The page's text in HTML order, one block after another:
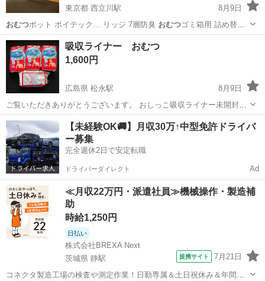
東京都 西立川駅
8月9日
おむつポット ポイテック… リッジ 7層防臭 おむつゴミ箱用 詰め替
え…
東京 立川市 西立川駅 ベビー用品
吸収ライナー おむつ
1,600円
広島県 松永駅
8月9日
ご覧いただきありがとうございます。 おしっこ吸収ライナー未開封3
パックと、開封済みのものが１パックです。 ※パッケージに傷がつい
ているものがあります。 ※写真に写っているものが全てです。 ※バラ
売り、お値下げ不可です。 ...
広島 福山市 松永駅 ベビー用品 吸水
【未経験OK🚚】月収30万↑中型免許ドライバ
ー募集
完全週休2日で安定転職
ドライバーダイレクト Ad
≪月収22万円・派遣社員≫機械操作・製造補
助
時給1,250円
日払い
株式会社BREXA Next
茨城県 静駅
提携サイト 7月21日
コネクタ製造工場の検査や測定作業！日勤専属＆土日祝休み＆年間休